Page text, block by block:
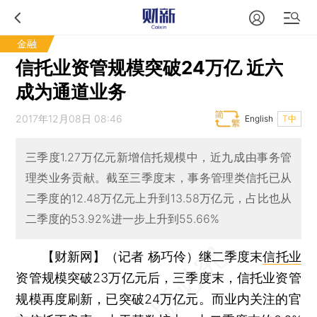
金融
信托业资管规模突破24万亿 近六
成为通道业务
2017年12月08日 08:46 T中
English
三季度1.27万亿元新增信托规模中，近九成由事务管
理类业务贡献。截至三季度末，事务管理类信托已从
二季度的12.48万亿元上升到13.58万亿元，占比也从
二季度的53.92%进一步上升到55.66%
【财新网】（记者 杨巧伶） 继二季度末信托业
资管规模突破23万亿元后，三季度末，信托业资管
规模再度刷新，已突破24万亿元。而业内关注的官